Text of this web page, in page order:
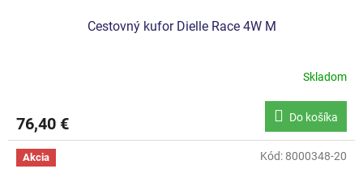
Cestovný kufor Dielle Race 4W M
Skladom
76,40 € Do košíka
Akcia Kód: 8000348-20